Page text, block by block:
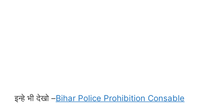
इन्हे भी देखो –Bihar Police Prohibition Consable